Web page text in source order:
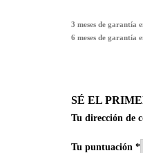
3 meses de garantía
6 meses de garantía
SÉ EL
Tu dirección de
Tu puntuación *